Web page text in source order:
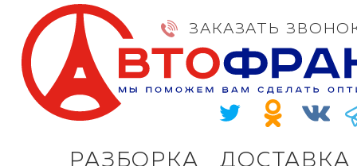
РАЗБОРКА ДОСТАВКА
ЗАКАЗАТЬ